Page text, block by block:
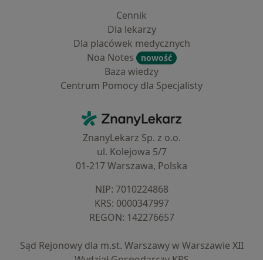
Cennik
Dla lekarzy
Dla placówek medycznych
Noa Notes
nowość
Baza wiedzy
Centrum Pomocy dla Specjalisty
ZnanyLekarz - Strona główna
ZnanyLekarz Sp. z o.o.
ul. Kolejowa 5/7
01-217 Warszawa, Polska
NIP: ⁠7010224868
KRS: ⁠0000347997
REGON: ⁠142276657
Sąd Rejonowy dla m.st. Warszawy w Warszawie XII